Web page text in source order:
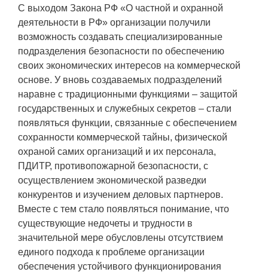
С выходом Закона РФ «О частной и охранной
деятельности в РФ» организации получили
возможность создавать специализированные
подразделения безопасности по обеспечению
своих экономических интересов на коммерческой
основе. У вновь создаваемых подразделений
наравне с традиционными функциями – защитой
государственных и служебных секретов – стали
появляться функции, связанные с обеспечением
сохранности коммерческой тайны, физической
охраной самих организаций и их персонала,
ПДИТР, противопожарной безопасности, с
осуществлением экономической разведки
конкурентов и изучением деловых партнеров.
Вместе с тем стало появляться понимание, что
существующие недочеты и трудности в
значительной мере обусловлены отсутствием
единого подхода к проблеме организации
обеспечения устойчивого функционирования